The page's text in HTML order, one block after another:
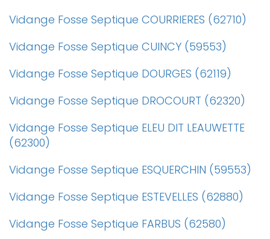
Vidange Fosse Septique COURRIERES (62710)
Vidange Fosse Septique CUINCY (59553)
Vidange Fosse Septique DOURGES (62119)
Vidange Fosse Septique DROCOURT (62320)
Vidange Fosse Septique ELEU DIT LEAUWETTE
(62300)
Vidange Fosse Septique ESQUERCHIN (59553)
Vidange Fosse Septique ESTEVELLES (62880)
Vidange Fosse Septique FARBUS (62580)